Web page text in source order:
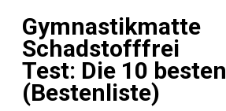
Gymnastikmatte
Schadstofffrei
Test: Die 10 besten
(Bestenliste)